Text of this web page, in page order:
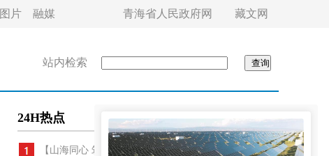
图片 融媒 青海省人民政府网 藏文网
站内检索
24H热点
【山海同心 筑梦青海·援青故事】光明，在晨光...